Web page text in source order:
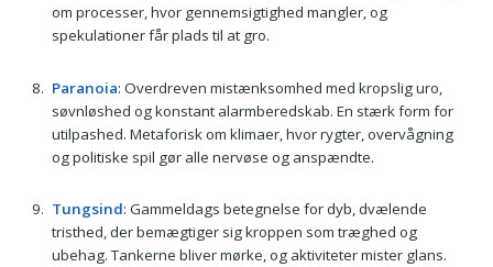
om processer, hvor gennemsigtighed mangler, og
spekulationer får plads til at gro.
Paranoia: Overdreven mistænksomhed med kropslig uro,
søvnløshed og konstant alarmberedskab. En stærk form for
utilpashed. Metaforisk om klimaer, hvor rygter, overvågning
og politiske spil gør alle nervøse og anspændte.
Tungsind: Gammeldags betegnelse for dyb, dvælende
tristhed, der bemægtiger sig kroppen som træghed og
ubehag. Tankerne bliver mørke, og aktiviteter mister glans.